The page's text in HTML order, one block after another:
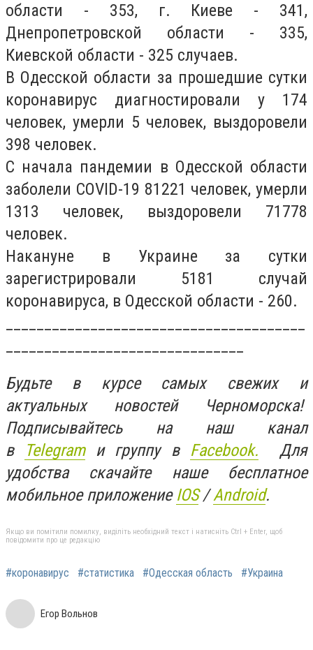
области - 353, г. Киеве - 341,
Днепропетровской области - 335,
Киевской области - 325 случаев.
В Одесской области за прошедшие сутки
коронавирус диагностировали у 174
человек, умерли 5 человек, выздоровели
398 человек.
С начала пандемии в Одесской области
заболели COVID-19 81221 человек, умерли
1313 человек, выздоровели 71778
человек.
Накануне в Украине за сутки
зарегистрировали 5181 случай
коронавируса, в Одесской области - 260.
Будьте в курсе самых свежих и
актуальных новостей Черноморска!
Подписывайтесь на наш канал
в
Telegramи группу в Facebook. Для
удобства скачайте наше бесплатное
мобильное приложение IOS/Android.
Якщо ви помітили помилку, виділіть необхідний текст і натисніть Ctrl + Enter, щоб
повідомити про це редакцію
#коронавирус #статистика #Одесская область #Украина
Егор Вольнов